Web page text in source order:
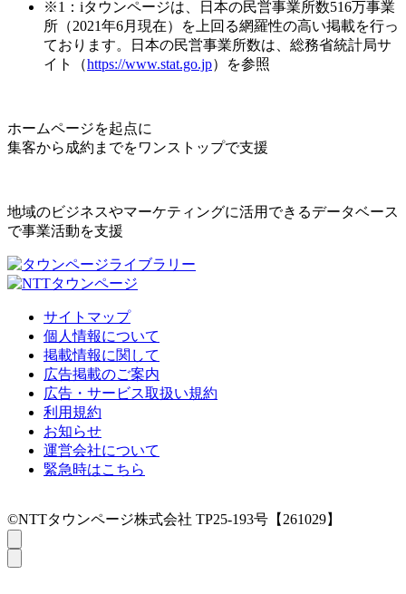
※1：iタウンページは、日本の民営事業所数516万事業
所（2021年6月現在）を上回る網羅性の高い掲載を行っ
ております。日本の民営事業所数は、総務省統計局サ
イト（https://www.stat.go.jp）を参照
ホームページを起点に
集客から成約までをワンストップで支援
地域のビジネスやマーケティングに活用できるデータベース
で事業活動を支援
サイトマップ
個人情報について
掲載情報に関して
広告掲載のご案内
広告・サービス取扱い規約
利用規約
お知らせ
運営会社について
緊急時はこちら
©NTTタウンページ株式会社 TP25-193号【261029】